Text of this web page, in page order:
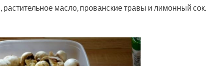
масло, прованские травы и лимонный сок.